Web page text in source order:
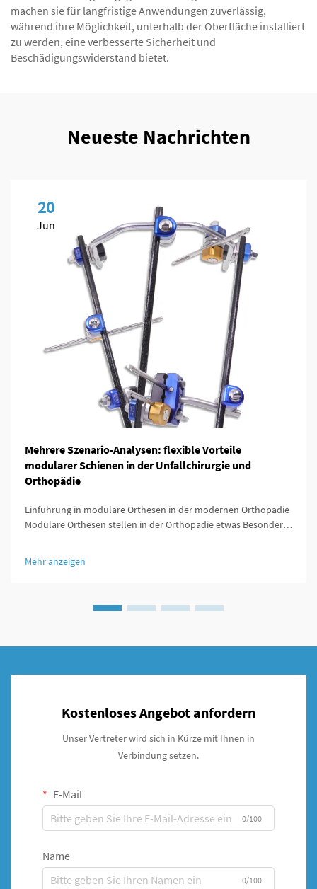
machen sie für langfristige Anwendungen zuverlässig,
während ihre Möglichkeit, unterhalb der Oberfläche installiert
zu werden, eine verbesserte Sicherheit und
Beschädigungswiderstand bietet.
Neueste Nachrichten
20
Jun
Mehrere Szenario-Analysen: flexible Vorteile
modularer Schienen in der Unfallchirurgie und
Orthopädie
Einführung in modulare Orthesen in der modernen Orthopädie
Modulare Orthesen stellen in der Orthopädie etwas Besonderes
diese Orthesen besonders auszeichnet, ist ...
Mehr anzeigen
Kostenloses Angebot anfordern
Unser Vertreter wird sich in Kürze mit Ihnen in
Verbindung setzen.
E-Mail
0/100
Name
0/100